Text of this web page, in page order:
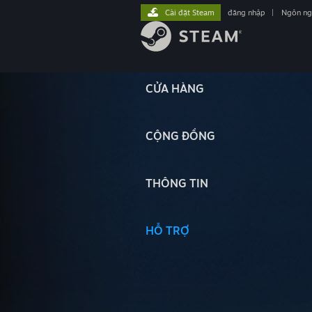
CỬA HÀNG
CỘNG ĐỒNG
THÔNG TIN
HỖ TRỢ
Cài đặt Steam đăng nhập Ngôn